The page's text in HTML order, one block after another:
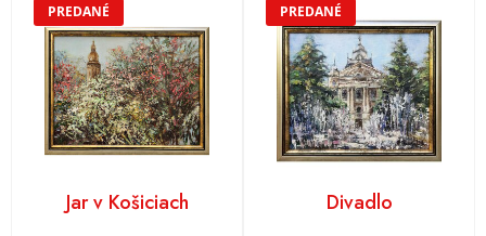
PREDANÉ
Jar v Košiciach
PREDANÉ
Divadlo